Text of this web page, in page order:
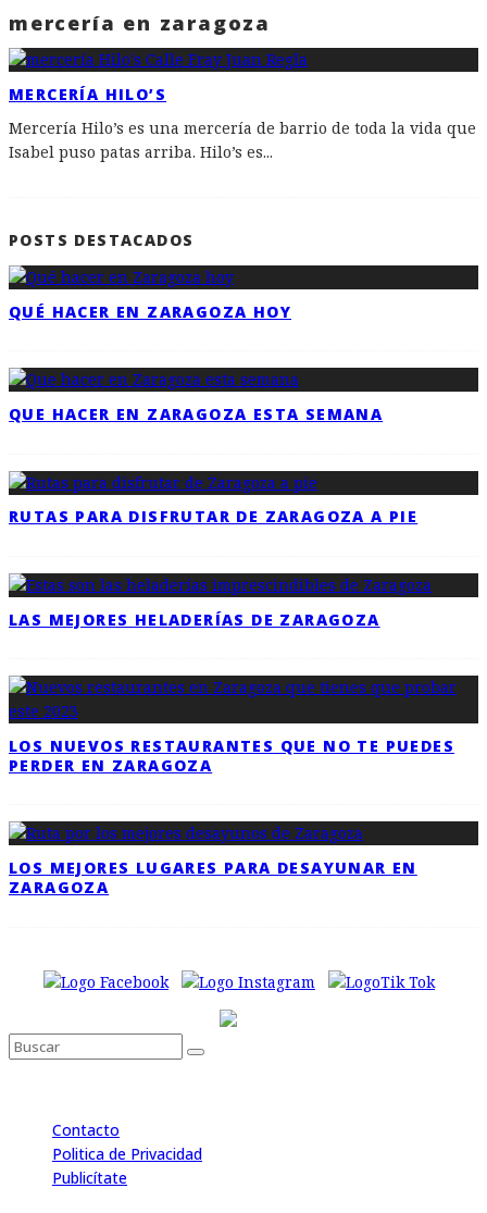
mercería en zaragoza
MERCERÍA HILO’S
Mercería Hilo’s es una mercería de barrio de toda la vida que
Isabel puso patas arriba. Hilo’s es...
POSTS DESTACADOS
QUÉ HACER EN ZARAGOZA HOY
QUE HACER EN ZARAGOZA ESTA SEMANA
RUTAS PARA DISFRUTAR DE ZARAGOZA A PIE
LAS MEJORES HELADERÍAS DE ZARAGOZA
LOS NUEVOS RESTAURANTES QUE NO TE PUEDES
PERDER EN ZARAGOZA
LOS MEJORES LUGARES PARA DESAYUNAR EN
ZARAGOZA
Contacto
Politica de Privacidad
Publicítate